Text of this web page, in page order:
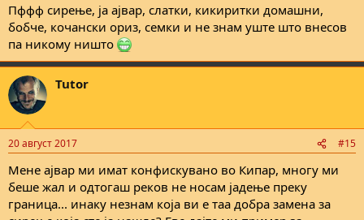
Пффф сирење, ја ајвар, слатки, кикиритки домашни,
бобче, кочански ориз, семки и не знам уште што внесов
па никому ништо
Tutor
20 август 2017 #15
Мене ајвар ми имат конфискувано во Кипар, многу ми
беше жал и одтогаш реков не носам јадење преку
граница... инаку незнам која ви е таа добра замена за